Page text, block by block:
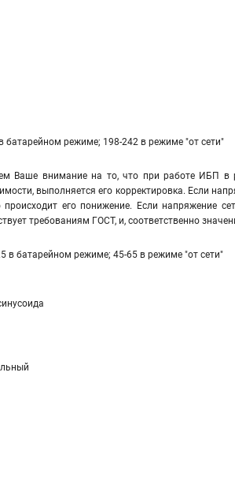
батарейном режиме; 198-242 в режиме "от сети"
Ваше внимание на то, что при работе ИБП в
выполняется его корректировка. Если
происходит его понижение. Если напряжение
требованиям ГОСТ, и, соответственно
в батарейном режиме; 45-65 в режиме "от сети"